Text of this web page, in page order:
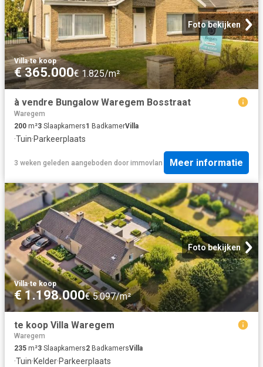
Foto bekijken
Villa·te koop
€ 365.000€ 1.825/m²
à vendre Bungalow Waregem Bosstraat
Waregem
200 m²3 Slaapkamers1 BadkamerVilla
·Tuin·Parkeerplaats
3 weken geleden aangeboden door immovlan Meer informatie
Foto bekijken
Villa·te koop
€ 1.198.000€ 5.097/m²
te koop Villa Waregem
Waregem
235 m²3 Slaapkamers2 BadkamersVilla
·Tuin·Kelder·Parkeerplaats